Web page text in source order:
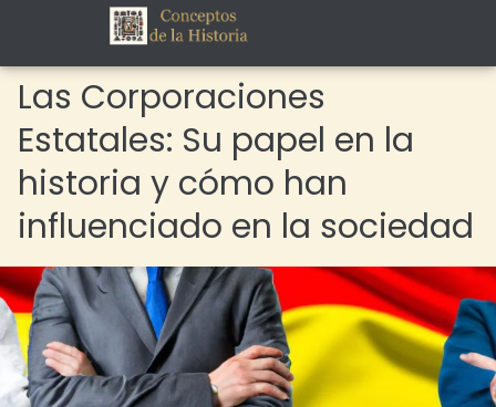
Las Corporaciones
Estatales: Su papel en la
historia y cómo han
influenciado en la sociedad